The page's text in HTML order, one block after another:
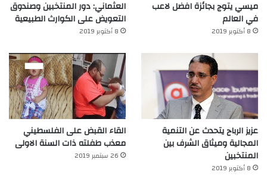
ميسي يتوج بجائزة افضل لاعب
في العالم‎
8 أكتوبر 2019
العثماني: دور المنتخبين وصندوق
التعويض على الكوارث الطبيعية
8 أكتوبر 2019
عزيز الرباح يتحدث عن التنمية
المجالية وميثاق الشرف بين
المنتخبين
8 أكتوبر 2019
القاء القبض على الفلسطيني
معذب طفلته ذات السنة الاولى
26 سبتمبر 2019